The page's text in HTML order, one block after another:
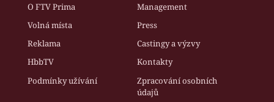
O FTV Prima
Management
Volná místa
Press
Reklama
Castingy a výzvy
HbbTV
Kontakty
Podmínky užívání
Zpracování osobních
údajů